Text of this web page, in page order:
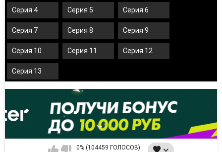
Серия 4 Серия 5 Серия 6
Серия 7 Серия 8 Серия 9
Серия 10 Серия 11 Серия 12
Серия 13
0% (104459 ГОЛОСОВ)